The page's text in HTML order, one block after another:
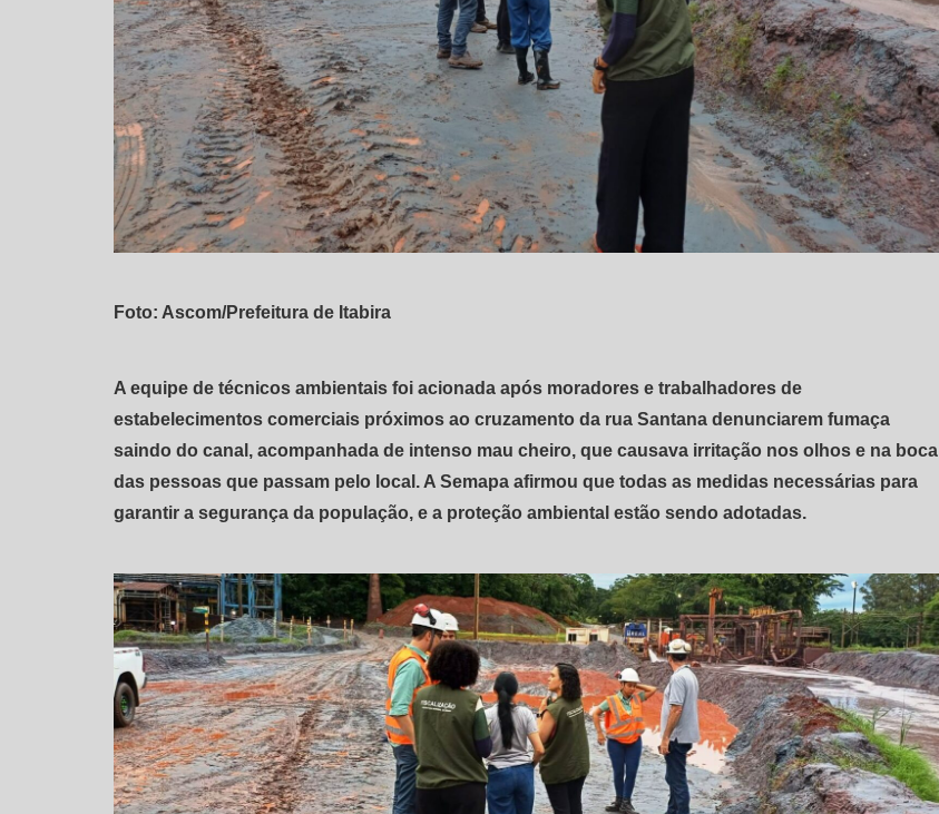
Foto: Ascom/Prefeitura de Itabira
A equipe de técnicos ambientais foi acionada após moradores e trabalhadores de
estabelecimentos comerciais próximos ao cruzamento da rua Santana denunciarem fumaça
saindo do canal, acompanhada de intenso mau cheiro, que causava irritação nos olhos e na boca
das pessoas que passam pelo local. A Semapa afirmou que todas as medidas necessárias para
garantir a segurança da população, e a proteção ambiental estão sendo adotadas.